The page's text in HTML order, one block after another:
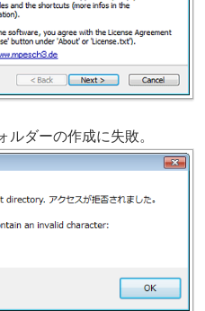
ルダーの作成に失敗。